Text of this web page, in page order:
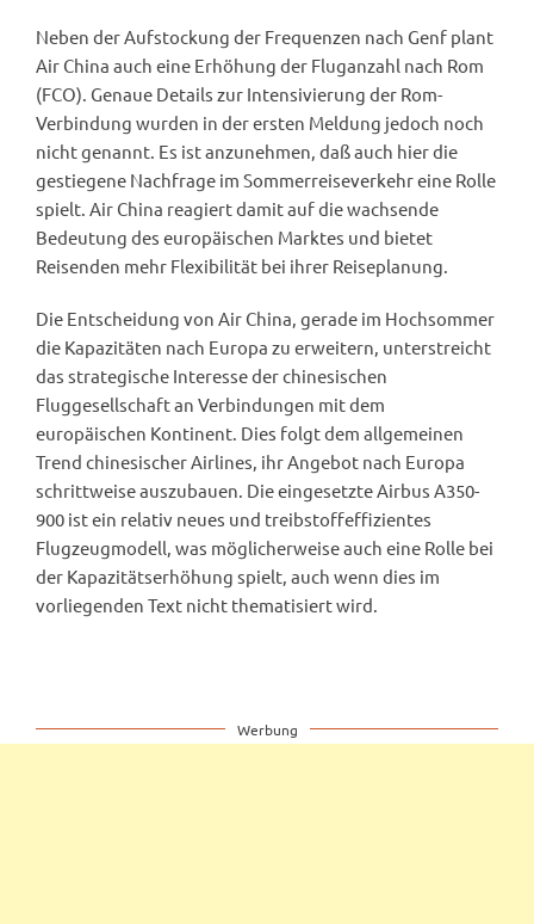
Neben der Aufstockung der Frequenzen nach Genf plant
Air China auch eine Erhöhung der Fluganzahl nach Rom
(FCO). Genaue Details zur Intensivierung der Rom-
Verbindung wurden in der ersten Meldung jedoch noch
nicht genannt. Es ist anzunehmen, daß auch hier die
gestiegene Nachfrage im Sommerreiseverkehr eine Rolle
spielt. Air China reagiert damit auf die wachsende
Bedeutung des europäischen Marktes und bietet
Reisenden mehr Flexibilität bei ihrer Reiseplanung.
Die Entscheidung von Air China, gerade im Hochsommer
die Kapazitäten nach Europa zu erweitern, unterstreicht
das strategische Interesse der chinesischen
Fluggesellschaft an Verbindungen mit dem
europäischen Kontinent. Dies folgt dem allgemeinen
Trend chinesischer Airlines, ihr Angebot nach Europa
schrittweise auszubauen. Die eingesetzte Airbus A350-
900 ist ein relativ neues und treibstoffeffizientes
Flugzeugmodell, was möglicherweise auch eine Rolle bei
der Kapazitätserhöhung spielt, auch wenn dies im
vorliegenden Text nicht thematisiert wird.
Werbung